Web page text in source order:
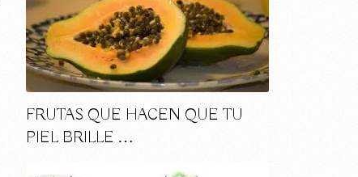
FRUTAS QUE HACEN QUE TU
PIEL BRILLE …